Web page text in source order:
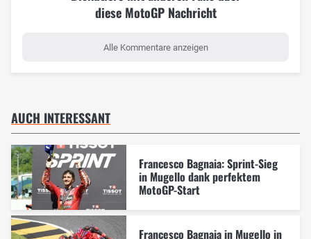
diese MotoGP Nachricht
Alle Kommentare anzeigen
AUCH INTERESSANT
Francesco Bagnaia: Sprint-Sieg
in Mugello dank perfektem
MotoGP-Start
Francesco Bagnaia in Mugello in